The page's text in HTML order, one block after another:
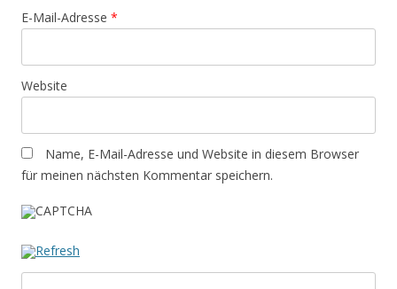
E-Mail-Adresse *
Website
Name, E-Mail-Adresse und Website in diesem Browser
für meinen nächsten Kommentar speichern.